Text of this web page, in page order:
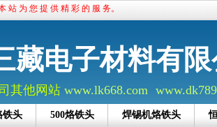
藏电子材料有
站 为 您 提 供 精 彩 的 服 务。
其他网站 www.lk668.com
铁头 500烙铁头 焊锡机烙铁头